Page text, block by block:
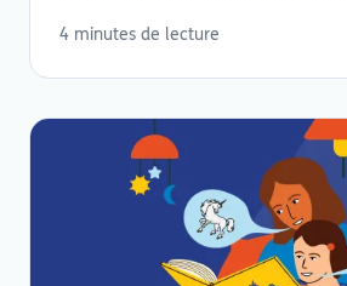
4 minutes de lecture